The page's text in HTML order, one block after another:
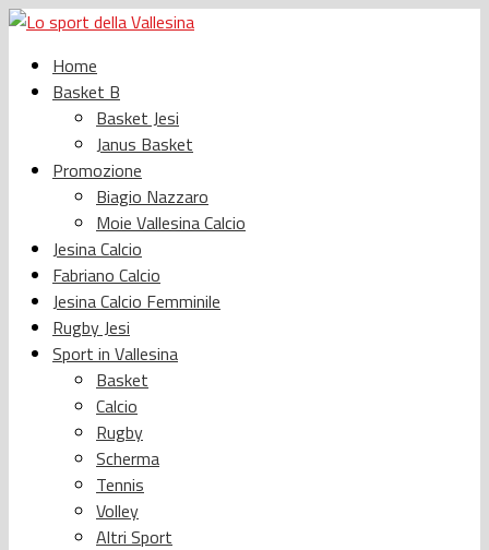
Home
Basket B
Basket Jesi
Janus Basket
Promozione
Biagio Nazzaro
Moie Vallesina Calcio
Jesina Calcio
Fabriano Calcio
Jesina Calcio Femminile
Rugby Jesi
Sport in Vallesina
Basket
Calcio
Rugby
Scherma
Tennis
Volley
Altri Sport